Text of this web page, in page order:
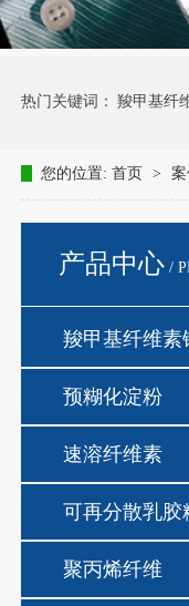
热门关键词： 羧甲基纤
您的位置: 首页 >
产品中心/
羧甲基纤维素
预糊化淀粉
速溶纤维素
可再分散乳胶
聚丙烯纤维